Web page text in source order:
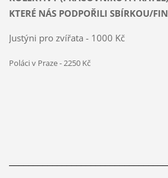
KTERÉ NÁS PODPOŘILI SBÍRKOU/
Justýni pro zvířata - 1000 Kč
Poláci v Praze - 2250 Kč